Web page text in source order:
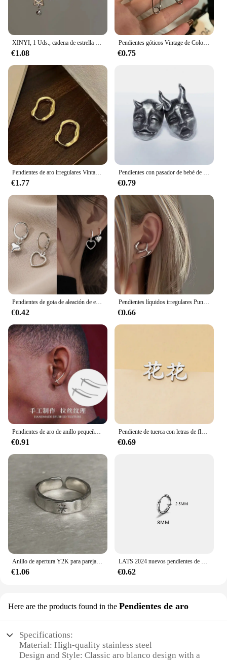
XINYI, 1 Uds., cadena de estrella de Color plateado, doble agujero para la oreja, hueso del oído de acero inoxidable, pendientes de moda Y2K para mujer, joyería
€1.08
Pendientes góticos Vintage de Color plateado para mujer, pendientes de corazón huecos para fiesta, accesorios de joyería de moda para regalo
€0.75
Pendientes de aro irregulares Vintage para mujer, pendientes de acero inoxidable chapados en plata a la moda, joyería coreana, regalos al por mayor
€1.77
Pendientes con pasador de bebé de demonio con cuernos góticos chapados en plata con personalidad, pendientes de calavera del diablo Prajna para hombres y mujeres, regalo Punk al por mayor
€0.79
Pendientes de gota de aleación de estilo gótico Punk para mujer y hombre, Color negro/plateado, Estrella cruzada, Simple, moda, joyería Rock
€0.42
Pendientes líquidos irregulares Punk a la moda, pendientes huecos de Metal con personalidad de Hip-Hop, joyería de fiesta para niñas, regalos, accesorios Y2K
€0.66
Pendientes de aro de anillo pequeño para hombres y mujeres, pendientes de filigrana Vintage a la moda, joyería de Color plateado, hermosos regalos
€0.91
Pendiente de tuerca con letras de flores y caracteres chinos de Color plateado para mujeres y hombres, joyería de acero inoxidable
€0.69
€1.06 €0.62
Here are the products found in the Pendientes de aro
Specifications:
Material: High-quality stainless steel
Design and Style: Classic aro blanco design with a